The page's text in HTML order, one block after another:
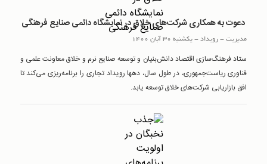
دعوت به همکاری شرکت‌های خلاق در نمایشگاه دائمی صنایع فرهنگی
مدیریت-رويداد-یکشنبه 30 آبان 1400
ستاد فرهنگ‌سازی اقتصاد دانش‌بنیان و توسعه صنایع نرم و خلاق معاونت علمی و
فناوری ریاست‌جمهوری، در طول سال، دهها رویداد تجاری را برنامه‌ریزی می‌کند تا
افق بازاریابی شرکت‌های خلاق توسعه یابد.